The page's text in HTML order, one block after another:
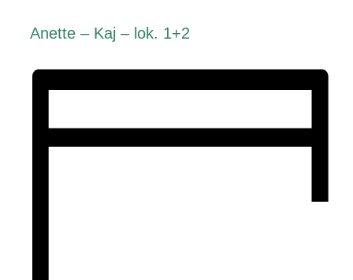
Anette – Kaj – lok. 1+2